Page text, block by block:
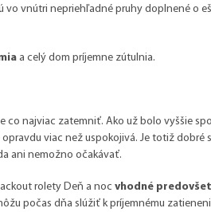
vo vnútri nepriehľadné pruhy doplnené o
a celý dom príjemne zútulnia.
najviac zatemniť. Ako už bolo vyššie
viac než uspokojivá. Je totiž dobré
ani nemožno očakávať.
rolety Deň a noc vhodné
počas dňa slúžiť k príjemnému